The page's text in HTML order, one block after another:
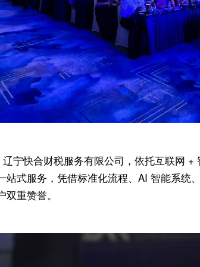
辽宁快合财税服务有限公司 ，依托互联网
站式服务，凭借标准化流程、AI 智能系统
双重赞誉。